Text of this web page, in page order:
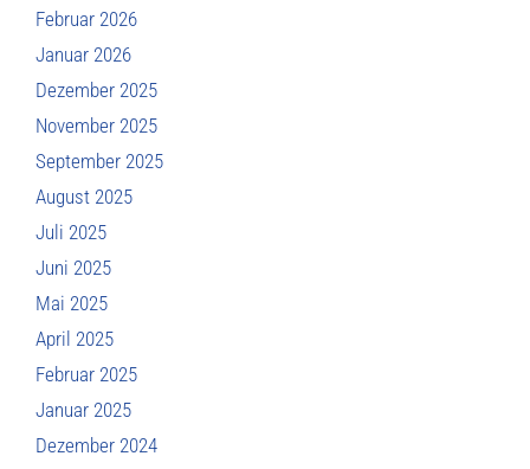
Februar 2026
Januar 2026
Dezember 2025
November 2025
September 2025
August 2025
Juli 2025
Juni 2025
Mai 2025
April 2025
Februar 2025
Januar 2025
Dezember 2024